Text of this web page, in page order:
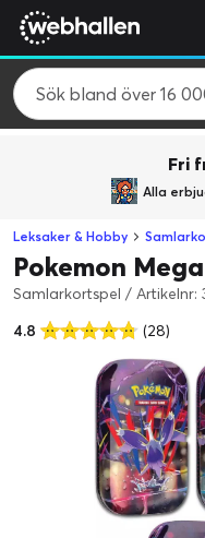
Fri
Alla
Leksaker & Hobby
Pokemon
Samlarkortspel / Artikelnr:
4.8
(28)